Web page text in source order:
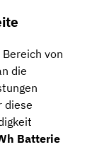
Bereich von
die
diese
Batterie